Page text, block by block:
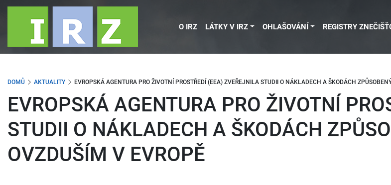
Přejít
O IRZ LÁTKY V IRZ OHLAŠOVÁNÍ REGISTRY
DOMŮ AKTUALITY EVROPSKÁ AGENTURA PRO ŽIVOTNÍ PROSTŘEDÍ (EEA) ZVEŘEJNILA STUDII O NÁKLADECH A ŠKODÁCH
EVROPSKÁ AGENTURA PRO ŽIVOTNÍ
STUDII O NÁKLADECH A ŠKODÁCH
OVZDUŠÍM V EVROPĚ